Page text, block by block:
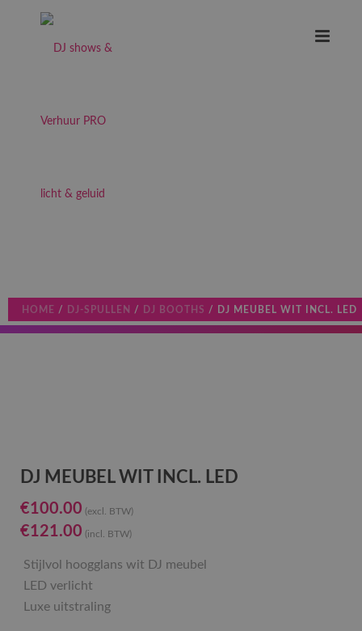
HOME / DJ-SPULLEN / DJ BOOTHS / DJ MEUBEL WIT INCL. LED
DJ MEUBEL WIT INCL. LED
€100.00 (excl. BTW)
€121.00 (incl. BTW)
Stijlvol hoogglans wit DJ meubel
LED verlicht
Luxe uitstraling